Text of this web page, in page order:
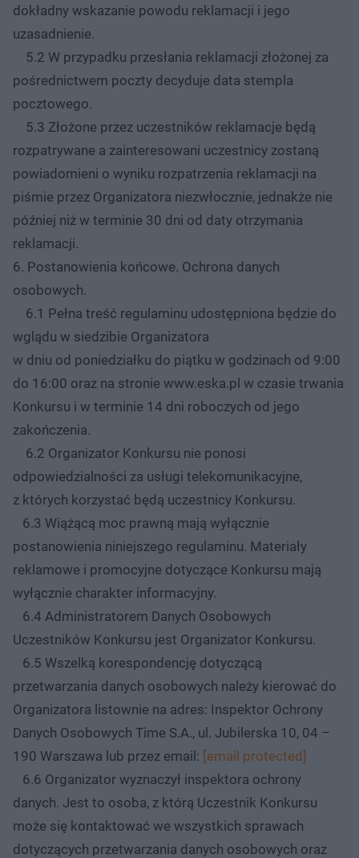
dokładny wskazanie powodu reklamacji i jego
uzasadnienie.
5.2 W przypadku przesłania reklamacji złożonej za
pośrednictwem poczty decyduje data stempla
pocztowego.
5.3 Złożone przez uczestników reklamacje będą
rozpatrywane a zainteresowani uczestnicy zostaną
powiadomieni o wyniku rozpatrzenia reklamacji na
piśmie przez Organizatora niezwłocznie, jednakże nie
później niż w terminie 30 dni od daty otrzymania
reklamacji.
6. Postanowienia końcowe. Ochrona danych
osobowych.
6.1 Pełna treść regulaminu udostępniona będzie do
wglądu w siedzibie Organizatora
w dniu od poniedziałku do piątku w godzinach od 9:00
do 16:00 oraz na stronie www.eska.pl w czasie trwania
Konkursu i w terminie 14 dni roboczych od jego
zakończenia.
6.2 Organizator Konkursu nie ponosi
odpowiedzialności za usługi telekomunikacyjne,
z których korzystać będą uczestnicy Konkursu.
6.3 Wiążącą moc prawną mają wyłącznie
postanowienia niniejszego regulaminu. Materiały
reklamowe i promocyjne dotyczące Konkursu mają
wyłącznie charakter informacyjny.
6.4 Administratorem Danych Osobowych
Uczestników Konkursu jest Organizator Konkursu.
6.5 Wszelką korespondencję dotyczącą
przetwarzania danych osobowych należy kierować do
Organizatora listownie na adres: Inspektor Ochrony
Danych Osobowych Time S.A., ul. Jubilerska 10, 04 –
190 Warszawa lub przez email: [email protected]
6.6 Organizator wyznaczył inspektora ochrony
danych. Jest to osoba, z którą Uczestnik Konkursu
może się kontaktować we wszystkich sprawach
dotyczących przetwarzania danych osobowych oraz